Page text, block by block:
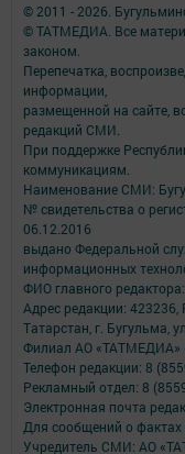
© 2011 - 2026.
© ТАТМЕДИА. Все
законом.
Перепечатка,
информации,
размещенной на сайте,
редакций СМИ.
При поддержке
коммуникациям.
Наименование СМИ:
№ свидетельства о
06.12.2016
выдано Федеральной
информационных
ФИО главного
Адрес редакции: 423236,
Татарстан, г. Бугульма,
Филиал АО «ТАТМЕДИА»
Телефон редакции: 8
Рекламный отдел: 8
Электронная почта
Для сообщений о фактах
Учредитель СМИ: АО